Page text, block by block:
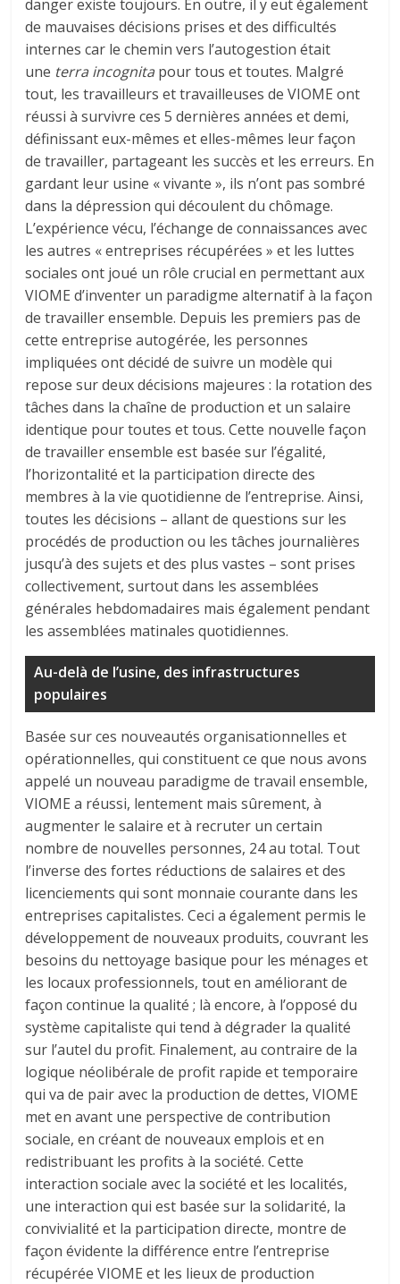
danger existe toujours. En outre, il y eut également
de mauvaises décisions prises et des difficultés
internes car le chemin vers l’autogestion était
une terra incognita pour tous et toutes. Malgré
tout, les travailleurs et travailleuses de VIOME ont
réussi à survivre ces 5 dernières années et demi,
définissant eux-mêmes et elles-mêmes leur façon
de travailler, partageant les succès et les erreurs. En
gardant leur usine « vivante », ils n’ont pas sombré
dans la dépression qui découlent du chômage.
L’expérience vécu, l’échange de connaissances avec
les autres « entreprises récupérées » et les luttes
sociales ont joué un rôle crucial en permettant aux
VIOME d’inventer un paradigme alternatif à la façon
de travailler ensemble. Depuis les premiers pas de
cette entreprise autogérée, les personnes
impliquées ont décidé de suivre un modèle qui
repose sur deux décisions majeures : la rotation des
tâches dans la chaîne de production et un salaire
identique pour toutes et tous. Cette nouvelle façon
de travailler ensemble est basée sur l’égalité,
l’horizontalité et la participation directe des
membres à la vie quotidienne de l’entreprise. Ainsi,
toutes les décisions – allant de questions sur les
procédés de production ou les tâches journalières
jusqu’à des sujets et des plus vastes – sont prises
collectivement, surtout dans les assemblées
générales hebdomadaires mais également pendant
les assemblées matinales quotidiennes.
Au-delà de l’usine, des infrastructures
populaires
Basée sur ces nouveautés organisationnelles et
opérationnelles, qui constituent ce que nous avons
appelé un nouveau paradigme de travail ensemble,
VIOME a réussi, lentement mais sûrement, à
augmenter le salaire et à recruter un certain
nombre de nouvelles personnes, 24 au total. Tout
l’inverse des fortes réductions de salaires et des
licenciements qui sont monnaie courante dans les
entreprises capitalistes. Ceci a également permis le
développement de nouveaux produits, couvrant les
besoins du nettoyage basique pour les ménages et
les locaux professionnels, tout en améliorant de
façon continue la qualité ; là encore, à l’opposé du
système capitaliste qui tend à dégrader la qualité
sur l’autel du profit. Finalement, au contraire de la
logique néolibérale de profit rapide et temporaire
qui va de pair avec la production de dettes, VIOME
met en avant une perspective de contribution
sociale, en créant de nouveaux emplois et en
redistribuant les profits à la société. Cette
interaction sociale avec la société et les localités,
une interaction qui est basée sur la solidarité, la
convivialité et la participation directe, montre de
façon évidente la différence entre l’entreprise
récupérée VIOME et les lieux de production